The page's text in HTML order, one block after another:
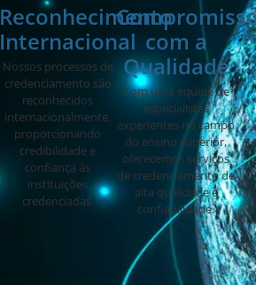
Reconhecimento
Internacional
Nossos processos de
credenciamento são
reconhecidos
internacionalmente,
proporcionando
credibilidade e
confiança às
instituições
credenciadas.
com a
Qualidade
Com uma equipe de
especialistas
experientes no campo
do ensino superior,
oferecemos serviços
de credenciamento de
alta qualidade e
confiabilidade.